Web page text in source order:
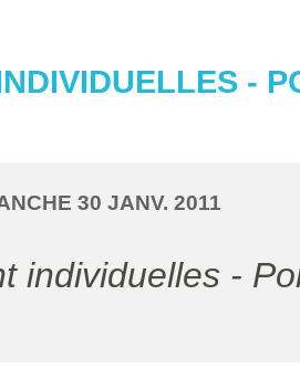
-
30 JANV. 2011
individuelles -